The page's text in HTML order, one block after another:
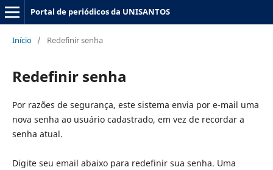
Portal de periódicos da UNISANTOS
Início / Redefinir senha
Redefinir senha
Por razões de segurança, este sistema envia por e-mail uma
nova senha ao usuário cadastrado, em vez de recordar a
senha atual.
Digite seu email abaixo para redefinir sua senha. Uma